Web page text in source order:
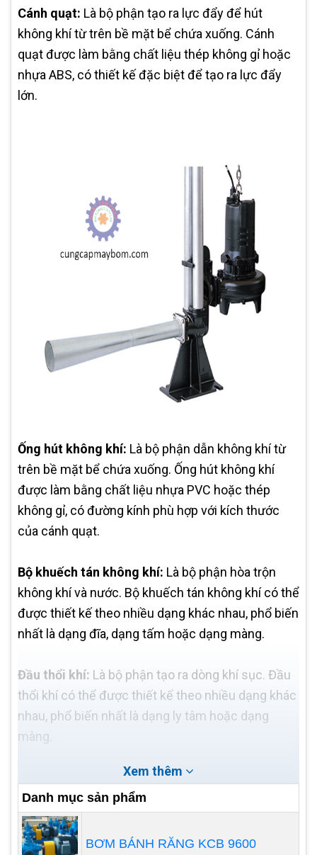
Cánh quạt: Là bộ phận tạo ra lực đẩy để hút
không khí từ trên bề mặt bể chứa xuống. Cánh
quạt được làm bằng chất liệu thép không gỉ hoặc
nhựa ABS, có thiết kế đặc biệt để tạo ra lực đẩy
lớn.
Ống hút không khí: Là bộ phận dẫn không khí từ
trên bề mặt bể chứa xuống. Ống hút không khí
được làm bằng chất liệu nhựa PVC hoặc thép
không gỉ, có đường kính phù hợp với kích thước
của cánh quạt.
Bộ khuếch tán không khí: Là bộ phận hòa trộn
không khí và nước. Bộ khuếch tán không khí có thể
được thiết kế theo nhiều dạng khác nhau, phổ biến
nhất là dạng đĩa, dạng tấm hoặc dạng màng.
Đầu thổi khí: Là bộ phận tạo ra dòng khí sục. Đầu
thổi khí có thể được thiết kế theo nhiều dạng khác
nhau, phổ biến nhất là dạng ly tâm hoặc dạng
màng.
Xem thêm
Danh mục sản phẩm
BƠM BÁNH RĂNG KCB 9600